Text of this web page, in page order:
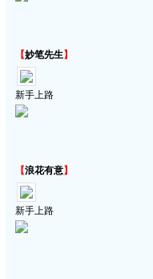
【妙笔先生】
新手上路
【浪花有意】
新手上路